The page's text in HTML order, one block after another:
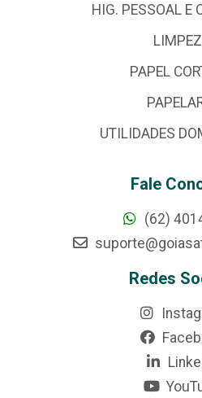
HIG. PESSOAL E
PAPEL
UTILIDADES
Fale
(62)
Redes